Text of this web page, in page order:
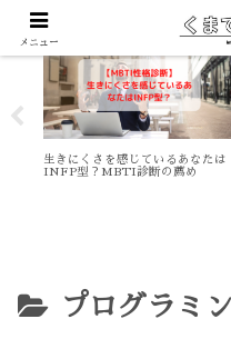
働き方
生きにくさを感じているあなたは
INFP型？MBTI診断の薦め
プログラミ
メニュー